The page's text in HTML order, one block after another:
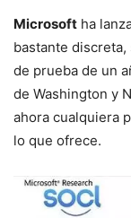
Microsoft ha
bastante
de prueba de un
de Washington y
ahora cualquiera
lo que ofrece.